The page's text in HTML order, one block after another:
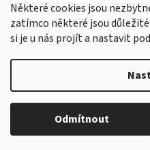
Některé cookies jsou
zatímco některé jsou
si je u nás projít a nastavit
Odmítnout
Copyright 2026
vyhrazena.